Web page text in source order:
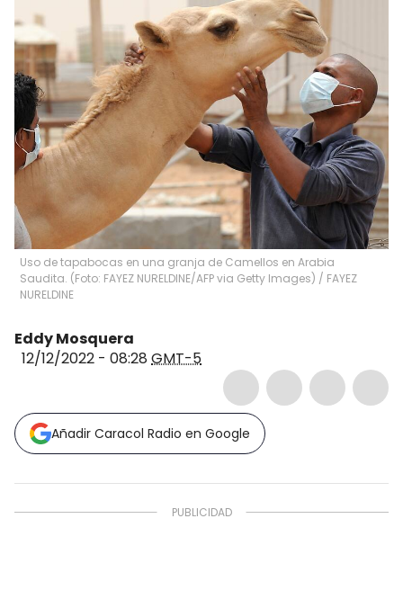
Uso de tapabocas en una granja de Camellos en Arabia
Saudita. (Foto: FAYEZ NURELDINE/AFP via Getty Images) / FAYEZ
NURELDINE
Eddy Mosquera
12/12/2022 - 08:28 GMT-5
Añadir Caracol Radio en Google